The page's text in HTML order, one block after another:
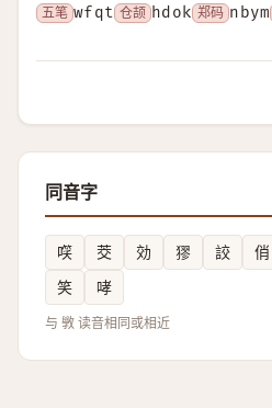
五笔 wfqt 仓颉 hdok 郑码 nbym
同音字
㗛 茭 効 㺒 詨 俏
笑
哮
与 斆 读音相同或相近